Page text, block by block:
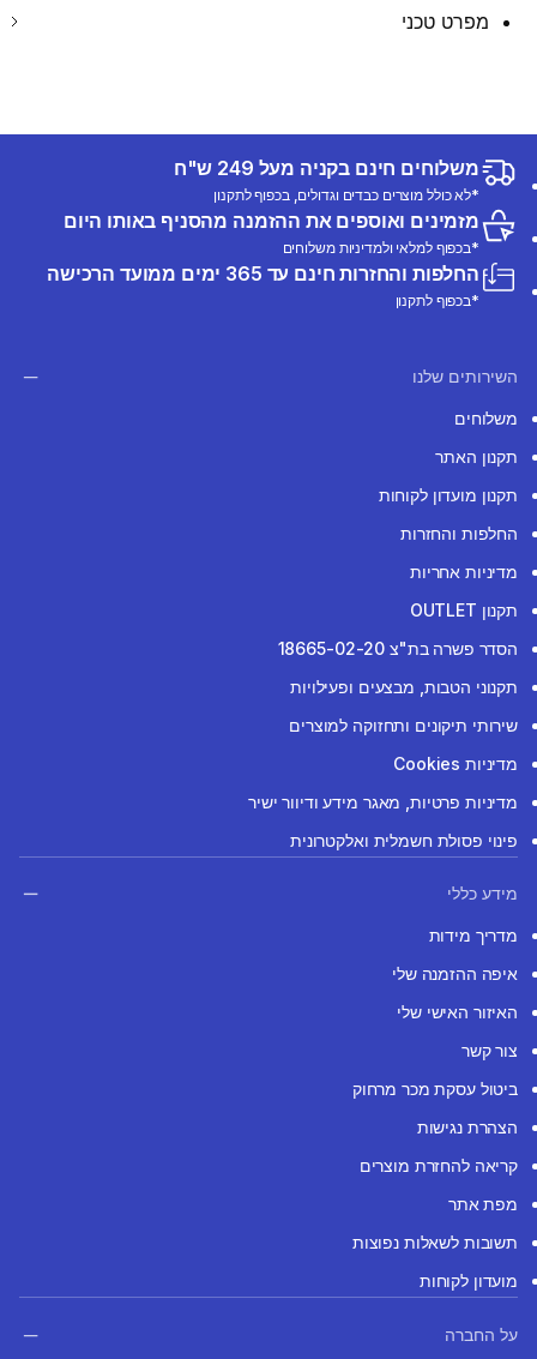
מפרט טכני
משלוחים חינם בקניה מעל 249 ש"ח
*לא כולל מוצרים כבדים וגדולים, בכפוף לתקנון
מזמינים ואוספים את ההזמנה מהסניף באותו היום
*בכפוף למלאי ולמדיניות משלוחים
החלפות והחזרות חינם עד 365 ימים ממועד הרכישה
*בכפוף לתקנון
השירותים שלנו
משלוחים
תקנון האתר
תקנון מועדון לקוחות
החלפות והחזרות
מדיניות אחריות
תקנון OUTLET
הסדר פשרה בת"צ 18665-02-20
תקנוני הטבות, מבצעים ופעילויות
שירותי תיקונים ותחזוקה למוצרים
מדיניות Cookies
מדיניות פרטיות, מאגר מידע ודיוור ישיר
פינוי פסולת חשמלית ואלקטרונית
מידע כללי
מדריך מידות
איפה ההזמנה שלי
האיזור האישי שלי
צור קשר
ביטול עסקת מכר מרחוק
הצהרת נגישות
קריאה להחזרת מוצרים
מפת אתר
תשובות לשאלות נפוצות
מועדון לקוחות
על החברה